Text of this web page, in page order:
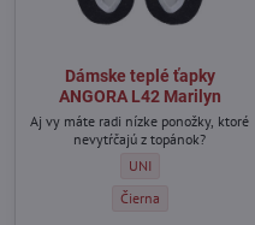
Dámske teplé ťapky
ANGORA L42 Marilyn
Aj vy máte radi nízke ponožky, ktoré
nevytŕčajú z topánok?
Dámske teplé ťapky
UNI
Dámske teplé ťapky
Čierna